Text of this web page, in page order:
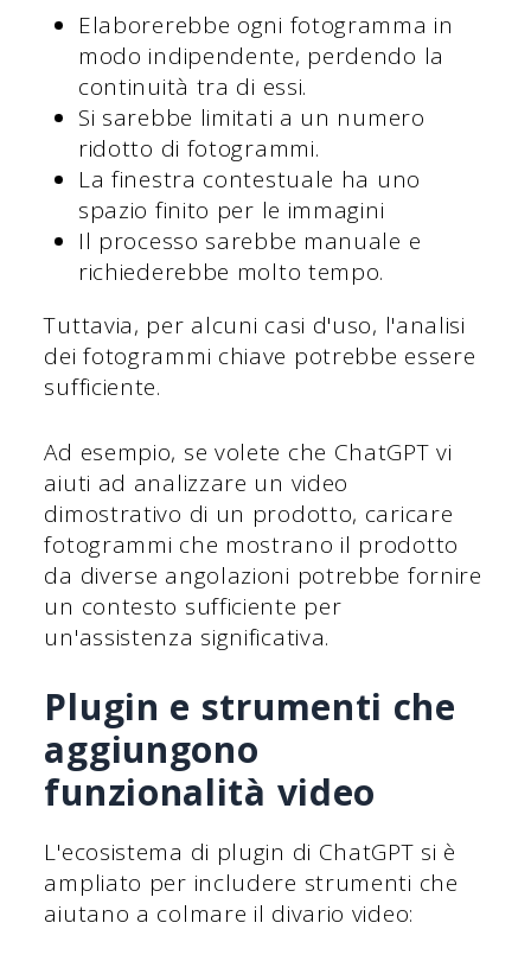
Elaborerebbe ogni fotogramma in
modo indipendente, perdendo la
continuità tra di essi.
Si sarebbe limitati a un numero
ridotto di fotogrammi.
La finestra contestuale ha uno
spazio finito per le immagini
Il processo sarebbe manuale e
richiederebbe molto tempo.
Tuttavia, per alcuni casi d'uso, l'analisi
dei fotogrammi chiave potrebbe essere
sufficiente.
Ad esempio, se volete che ChatGPT vi
aiuti ad analizzare un video
dimostrativo di un prodotto, caricare
fotogrammi che mostrano il prodotto
da diverse angolazioni potrebbe fornire
un contesto sufficiente per
un'assistenza significativa.
Plugin e strumenti che
aggiungono
funzionalità video
L'ecosistema di plugin di ChatGPT si è
ampliato per includere strumenti che
aiutano a colmare il divario video: